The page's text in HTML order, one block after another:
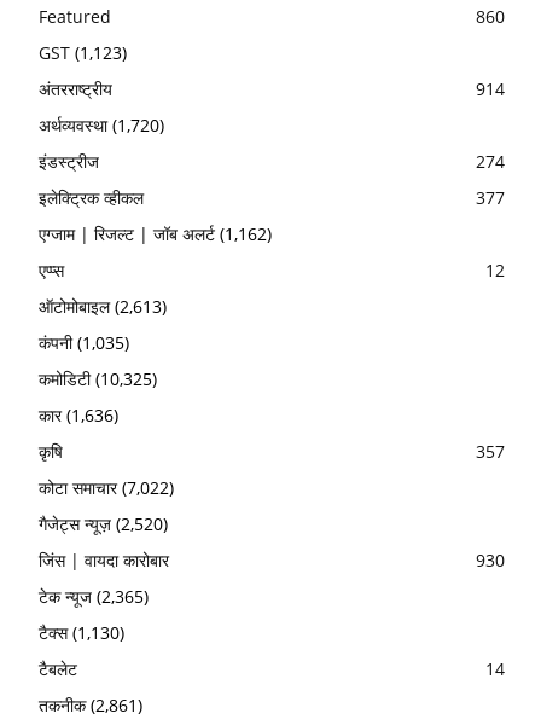
Featured
860
GST (1,123)
अंतरराष्ट्रीय
914
अर्थव्यवस्था(1,720)
इंडस्ट्रीज
274
इलेक्ट्रिक व्हीकल
377
एग्जाम | रिजल्ट | जॉब अलर्ट (1,162)
एप्प्स
12
ऑटोमोबाइल(2,613)
कंपनी(1,035)
कमोडिटी(10,325)
कार(1,636)
कृषि
357
कोटा समाचार(7,022)
गैजेट्स न्यूज़ (2,520)
जिंस | वायदा कारोबार
930
टेक न्यूज (2,365)
टैक्स(1,130)
टैबलेट
14
तकनीक(2,861)